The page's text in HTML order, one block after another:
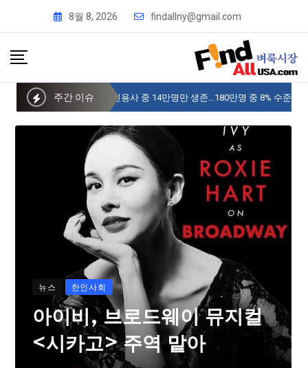
8월 8, 2026 findallny@gmail.com
주간 이슈 사이버 한국외국어대 미주글로벌센터 뉴욕
뉴스 한인사회
아이비, 브로드웨이 뮤지컬
<시카고> 주역 맡아